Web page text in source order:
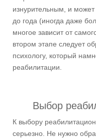
изнурительным, и может
до года (иногда даже
многое зависит от
втором этапе следует
психологу, который
реабилитации.
Выбор
К выбору
серьезно. Не нужно